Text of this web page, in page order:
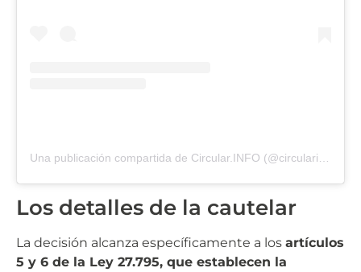
Una publicación compartida de Circular.INFO (@circularinfo_)
Los detalles de la cautelar
La decisión alcanza específicamente a los artículos
5 y 6 de la Ley 27.795, que establecen la